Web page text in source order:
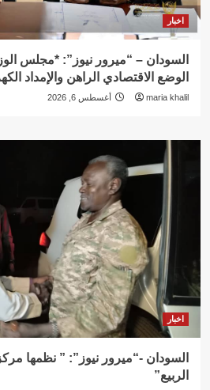
اخبار
السودان – “ميرور نيوز”: *مجلس
الوضع الاقتصادي الراهن والإمداد
maria khalil أغسطس 6, 2026
اخبار
السودان -“ميرور نيوز”: ” نظمها
الربيع”